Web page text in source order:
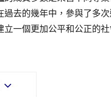
去的幾年中，參與了多
立一個更加公平和公正的